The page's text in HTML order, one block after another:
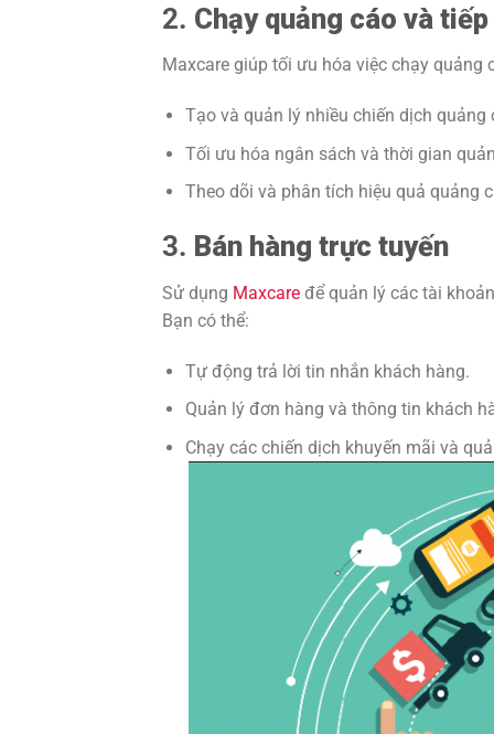
2. Chạy quảng cáo và
Maxcare giúp tối ưu hóa việc chạy quảng
Tạo và quản lý nhiều chiến dịch quảng
Tối ưu hóa ngân sách và thời gian
Theo dõi và phân tích hiệu quả quảng
3. Bán hàng trực tuyến
Sử dụng Maxcare để quản lý các tài
Bạn có thể:
Tự động trả lời tin nhắn khách hàng.
Quản lý đơn hàng và thông tin khách
Chạy các chiến dịch khuyến mãi và